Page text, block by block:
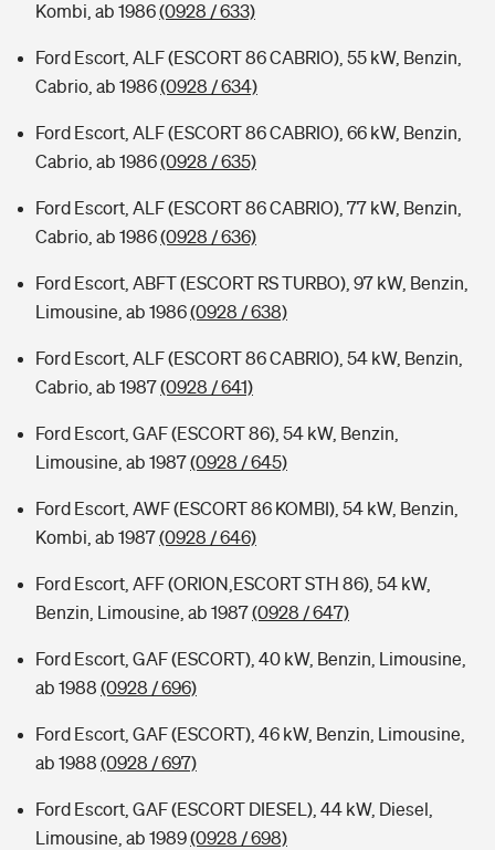
Kombi, ab 1986(0928 / 633)
Ford Escort, ALF (ESCORT 86 CABRIO), 55 kW, Benzin,
Cabrio, ab 1986(0928 / 634)
Ford Escort, ALF (ESCORT 86 CABRIO), 66 kW, Benzin,
Cabrio, ab 1986(0928 / 635)
Ford Escort, ALF (ESCORT 86 CABRIO), 77 kW, Benzin,
Cabrio, ab 1986(0928 / 636)
Ford Escort, ABFT (ESCORT RS TURBO), 97 kW, Benzin,
Limousine, ab 1986(0928 / 638)
Ford Escort, ALF (ESCORT 86 CABRIO), 54 kW, Benzin,
Cabrio, ab 1987(0928 / 641)
Ford Escort, GAF (ESCORT 86), 54 kW, Benzin,
Limousine, ab 1987(0928 / 645)
Ford Escort, AWF (ESCORT 86 KOMBI), 54 kW, Benzin,
Kombi, ab 1987(0928 / 646)
Ford Escort, AFF (ORION,ESCORT STH 86), 54 kW,
Benzin, Limousine, ab 1987(0928 / 647)
Ford Escort, GAF (ESCORT), 40 kW, Benzin, Limousine,
ab 1988 (0928 / 696)
Ford Escort, GAF (ESCORT), 46 kW, Benzin, Limousine,
ab 1988 (0928 / 697)
Ford Escort, GAF (ESCORT DIESEL), 44 kW, Diesel,
Limousine, ab 1989(0928 / 698)